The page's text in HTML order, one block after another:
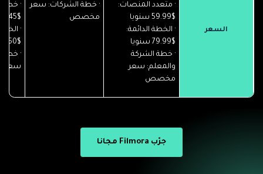
السعر
· متعدد المنصات:
$59.99 سنويا
· الخطة الدائمة:
$79.99 سنويا
· خطة الشركة
والمعلم: سعر
مخصص
· خطة الشركات: سعر
مخصص
· خطة
$45 شهريا
·
$60 شهريا
· خطة
جرّب Filmora مجانا